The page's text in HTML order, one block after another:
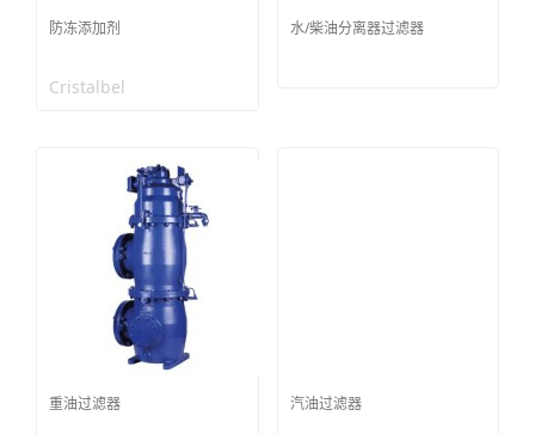
防冻添加剂
Cristalbel
水/柴油分离器过滤器
重油过滤器 汽油过滤器